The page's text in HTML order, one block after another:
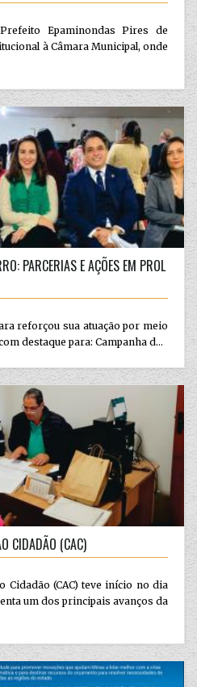
Epaminondas Pires de
à Câmara Municipal, onde
PARCERIAS E AÇÕES EM PROL
reforçou sua atuação por meio
destaque para: Campanha d...
CIDADÃO (CAC)
Cidadão (CAC) teve início no dia
um dos principais avanços da